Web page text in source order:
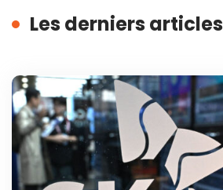
Les derniers articles